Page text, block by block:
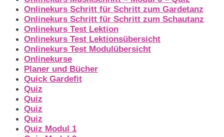
Onlinekurs Schritt für Schritt zum Gardetanz
Onlinekurs Schritt für Schritt zum Schautanz
Onlinekurs Test Lektion
Onlinekurs Test Lektionsübersicht
Onlinekurs Test Modulübersicht
Onlinekurse
Planer und Bücher
Quick Gardefit
Quiz
Quiz
Quiz
Quiz
Quiz Modul 1